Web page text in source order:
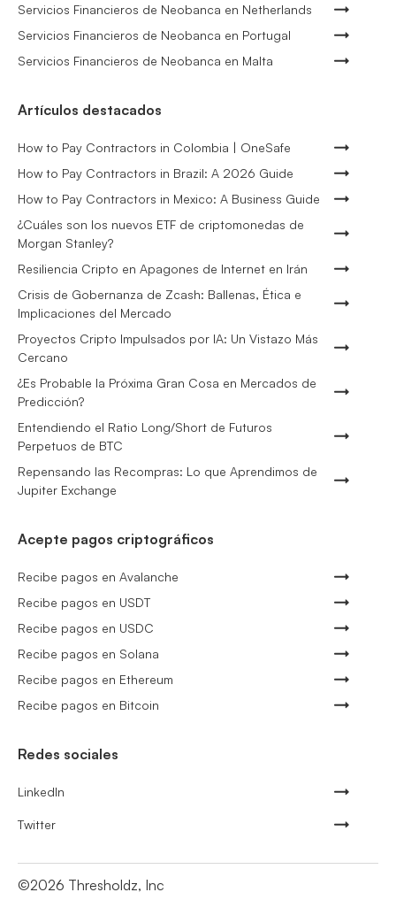
Servicios Financieros de Neobanca en Netherlands
Servicios Financieros de Neobanca en Portugal
Servicios Financieros de Neobanca en Malta
Artículos destacados
How to Pay Contractors in Colombia | OneSafe
How to Pay Contractors in Brazil: A 2026 Guide
How to Pay Contractors in Mexico: A Business Guide
¿Cuáles son los nuevos ETF de criptomonedas de
Morgan Stanley?
Resiliencia Cripto en Apagones de Internet en Irán
Crisis de Gobernanza de Zcash: Ballenas, Ética e
Implicaciones del Mercado
Proyectos Cripto Impulsados por IA: Un Vistazo Más
Cercano
¿Es Probable la Próxima Gran Cosa en Mercados de
Predicción?
Entendiendo el Ratio Long/Short de Futuros
Perpetuos de BTC
Repensando las Recompras: Lo que Aprendimos de
Jupiter Exchange
Acepte pagos criptográficos
Recibe pagos en Avalanche
Recibe pagos en USDT
Recibe pagos en USDC
Recibe pagos en Solana
Recibe pagos en Ethereum
Recibe pagos en Bitcoin
Redes sociales
LinkedIn
Twitter
©2026 Thresholdz, Inc